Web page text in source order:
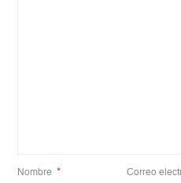
Nombre * Correo